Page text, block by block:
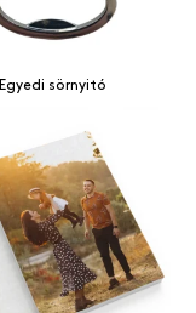
Egyedi sörnyitó